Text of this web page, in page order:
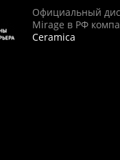
Официальный
Mirage в РФ
Ceramica